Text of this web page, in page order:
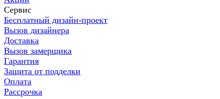
Сервис
Бесплатный дизайн-проект
Вызов дизайнера
Доставка
Вызов замерщика
Гарантия
Защита от подделки
Оплата
Рассрочка